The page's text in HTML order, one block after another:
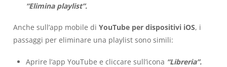
“Elimina playlist”.
Anche sull’app mobile di YouTube per dispositivi iOS, i
passaggi per eliminare una playlist sono simili:
Aprire l’app YouTube e cliccare sull’icona “Libreria”.